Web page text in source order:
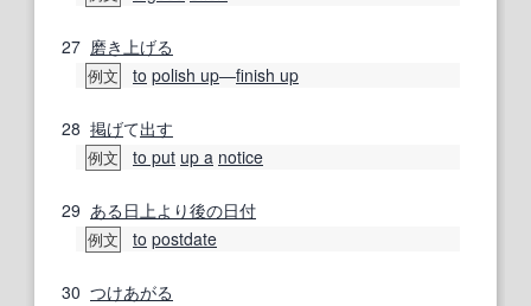
27 磨き上げる
例文 to polish up―finish up
28 掲げて出す
例文 to put up a notice
29 ある日 上より後の日付
例文 to postdate
30 つけあがる